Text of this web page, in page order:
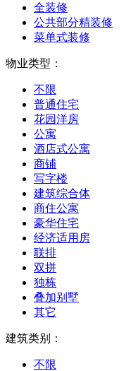
全装修
公共部分精装修
菜单式装修
物业类型：
不限
普通住宅
花园洋房
公寓
酒店式公寓
商铺
写字楼
建筑综合体
商住公寓
豪华住宅
经济适用房
联排
双拼
独栋
叠加别墅
其它
建筑类别：
不限